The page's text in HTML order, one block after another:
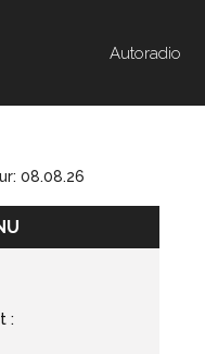
Autoradio
08.08.26
: